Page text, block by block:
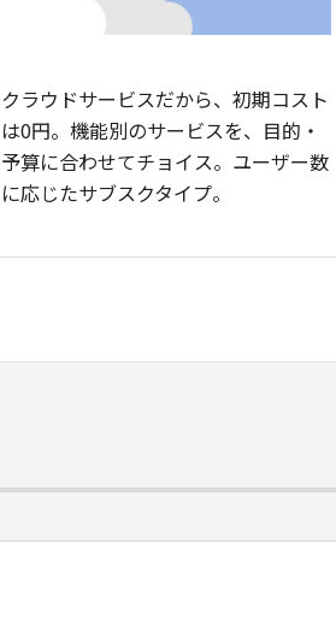
クラウドサービスだから、初期コスト
は0円。機能別のサービスを、目的・
予算に合わせてチョイス。ユーザー数
に応じたサブスクタイプ。